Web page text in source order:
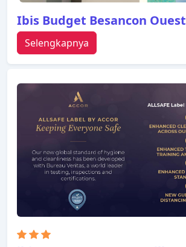
Ibis Budget Besancon Ouest
Selengkapnya